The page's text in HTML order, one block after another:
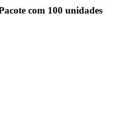
com 100 unidades